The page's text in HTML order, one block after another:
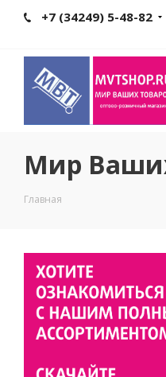
+7 (34249) 5-48-82
Мир
Главная